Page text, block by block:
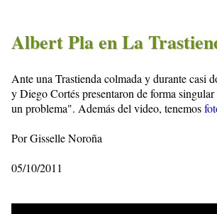
Albert Pla en La
Ante una Trastienda colmada y durante casi
y Diego Cortés presentaron de forma
un problema". Además del video, tenemos
Por Gisselle Noroña
05/10/2011